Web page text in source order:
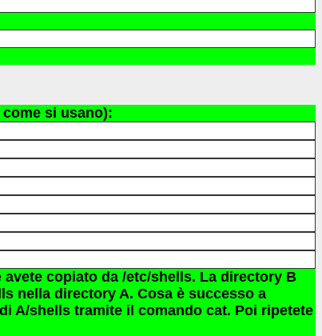
si usano):
copiato da /etc/shells. La directory B
nella directory A. Cosa è successo a
A/shells tramite il comando cat. Poi ripetete